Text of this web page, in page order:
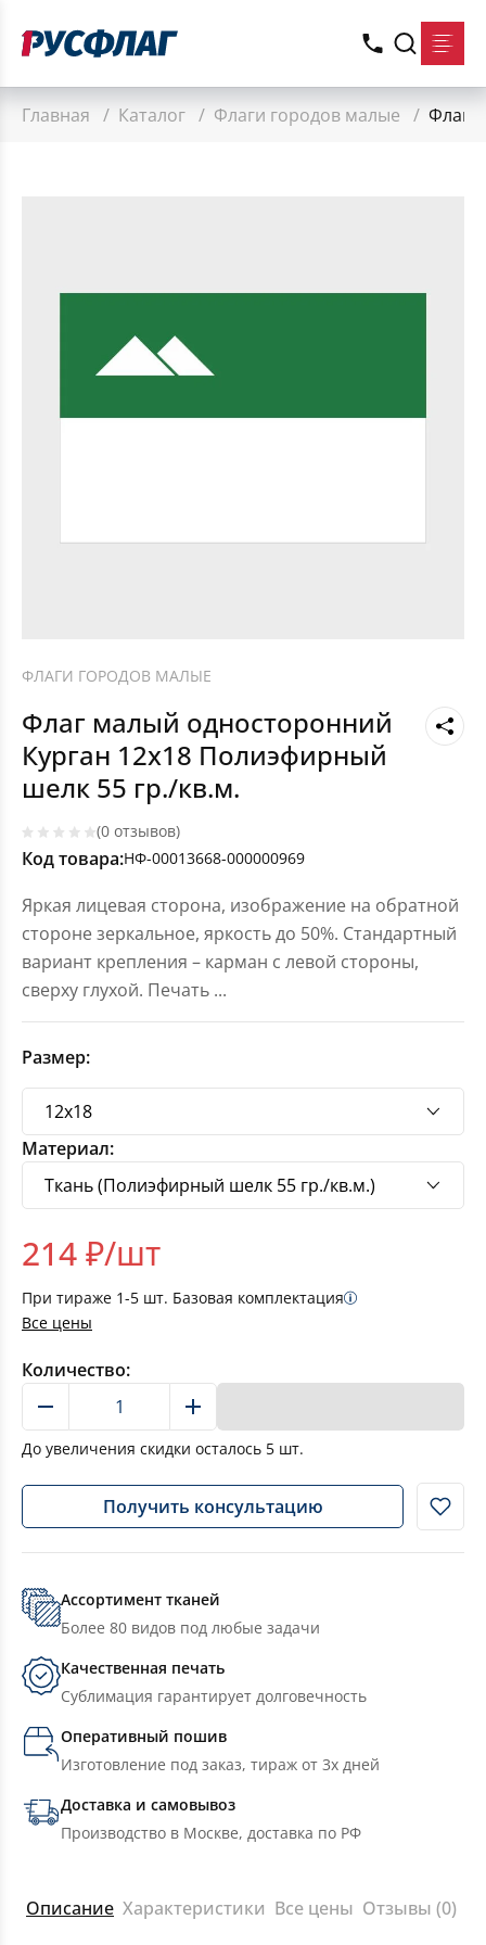
Главная / Каталог / Флаги городов малые / Флаг
ФЛАГИ ГОРОДОВ МАЛЫЕ
Флаг малый односторонний
Курган 12х18 Полиэфирный
шелк 55 гр./кв.м.
(0 отзывов)
Код товара:НФ-00013668-000000969
Яркая лицевая сторона, изображение на обратной
стороне зеркальное, яркость до 50%. Стандартный
вариант крепления – карман с левой стороны,
сверху глухой. Печать ...
Размер:
Материал:
214₽/шт
При тираже 1-5 шт. Базовая комплектация
Все цены
Количество:
До увеличения скидки осталось 5 шт.
Получить консультацию
Ассортимент тканей
Более 80 видов под любые задачи
Качественная печать
Сублимация гарантирует долговечность
Оперативный пошив
Изготовление под заказ, тираж от 3х дней
Доставка и самовывоз
Производство в Москве, доставка по РФ
Описание Характеристики Все цены Отзывы (0)